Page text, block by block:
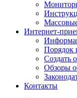
Интернет-
Порядок
Создать
Обзоры
Контакты